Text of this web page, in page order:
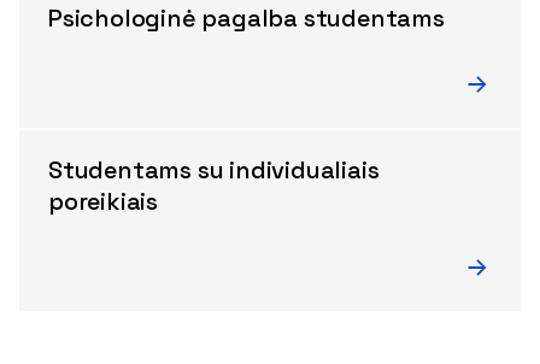
Psichologinė pagalba studentams
Studentams su individualiais
poreikiais